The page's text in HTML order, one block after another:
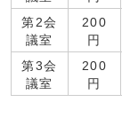
第2会
議室
200
円
第3会
議室
200
円